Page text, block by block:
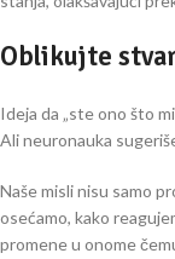
Oblikujte
Ideja da „ste ono što
Ali neuronauka
Naše misli nisu samo
osećamo, kako
promene u onome